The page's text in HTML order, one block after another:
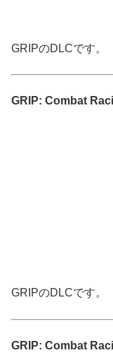
GRIPのDLCです。
GRIP: Combat
GRIPのDLCです。
GRIP: Combat